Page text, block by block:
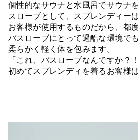
個性的なサウナと水風呂でサウナ
スローブとして、スプレンディー
お客様が使用するものだから、都度
バスローブにとって過酷な環境で
柔らかく軽く体を包みます。
「これ、バスローブなんですか？
初めてスプレンディを着るお客様